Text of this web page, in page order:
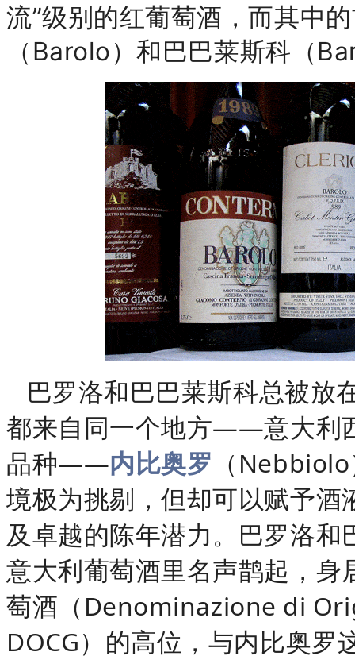
流”级别的红葡萄酒，而其中
（Barolo）和巴巴莱斯科（
巴罗洛和巴巴莱斯科总被放
都来自同一个地方——意大利
品种——内比奥罗 （
境极为挑剔，但却可以赋予
及卓越的陈年潜力。巴罗洛
意大利葡萄酒里名声鹊起，
萄酒（Denominazione di
DOCG）的高位，与内比奥罗